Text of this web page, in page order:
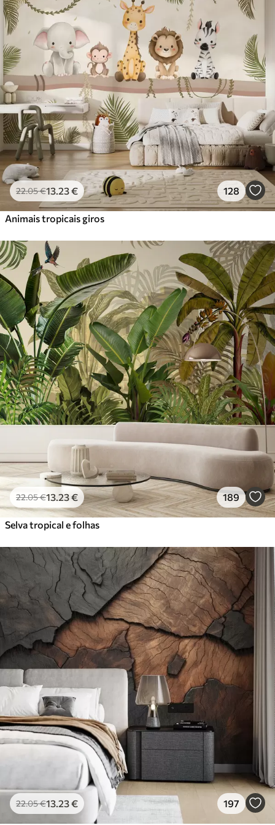
Standard
27.00 €/m²
Premium
56.6734.00€/m²
Vinil Premium
65.0039.00€/m²
Peel and Stick
81.6749.00€/m²
22.05€13 .23€ 128
Animais tropicais giros
22.05€13 .23€ 189
Selva tropical e folhas
22.05€13 .23€ 197